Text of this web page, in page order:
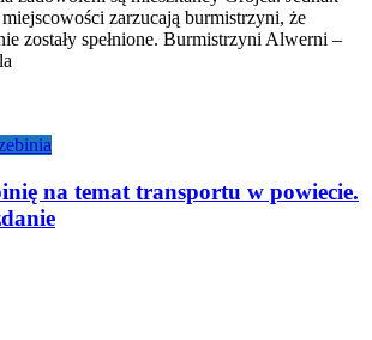
zarzucają burmistrzyni, że
zostały spełnione. Burmistrzyni Alwerni –
na temat transportu w powiecie.